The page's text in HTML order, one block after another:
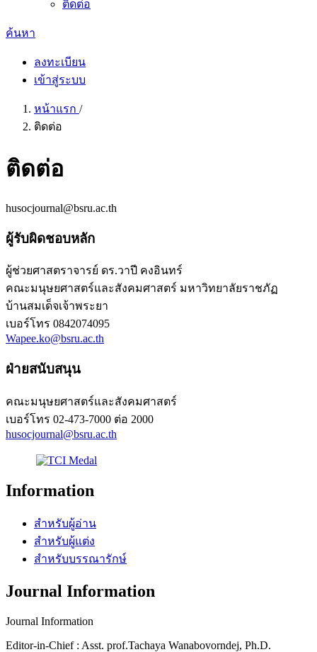
ติดต่อ
ค้นหา
ลงทะเบียน
เข้าสู่ระบบ
หน้าแรก /
ติดต่อ
ติดต่อ
husocjournal@bsru.ac.th
ผู้รับผิดชอบหลัก
ผู้ช่วยศาสตราจารย์ ดร.วาปี คงอินทร์
คณะมนุษยศาสตร์และสังคมศาสตร์ มหาวิทยาลัยราชภัฏ
บ้านสมเด็จเจ้าพระยา
เบอร์โทร 0842074095
Wapee.ko@bsru.ac.th
ฝ่ายสนับสนุน
คณะมนุษยศาสตร์และสังคมศาสตร์
เบอร์โทร 02-473-7000 ต่อ 2000
husocjournal@bsru.ac.th
Information
สำหรับผู้อ่าน
สำหรับผู้แต่ง
สำหรับบรรณารักษ์
Journal Information
Journal Information
Editor-in-Chief : Asst. prof.Tachaya Wanabovorndej, Ph.D.